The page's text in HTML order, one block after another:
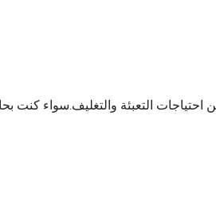
التعبئة والتغليف.سواء كنت